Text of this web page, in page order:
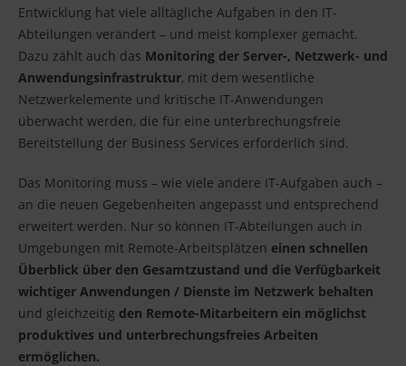
Entwicklung hat viele alltägliche Aufgaben in den IT-
Abteilungen verändert – und meist komplexer gemacht.
Dazu zählt auch das Monitoring der Server-, Netzwerk- und
Anwendungsinfrastruktur, mit dem wesentliche
Netzwerkelemente und kritische IT-Anwendungen
überwacht werden, die für eine unterbrechungsfreie
Bereitstellung der Business Services erforderlich sind.
Das Monitoring muss – wie viele andere IT-Aufgaben auch –
an die neuen Gegebenheiten angepasst und entsprechend
erweitert werden. Nur so können IT-Abteilungen auch in
Umgebungen mit Remote-Arbeitsplätzen einen schnellen
Überblick über den Gesamtzustand und die Verfügbarkeit
wichtiger Anwendungen / Dienste im Netzwerk behalten
und gleichzeitig den Remote-Mitarbeitern ein möglichst
produktives und unterbrechungsfreies Arbeiten
ermöglichen.